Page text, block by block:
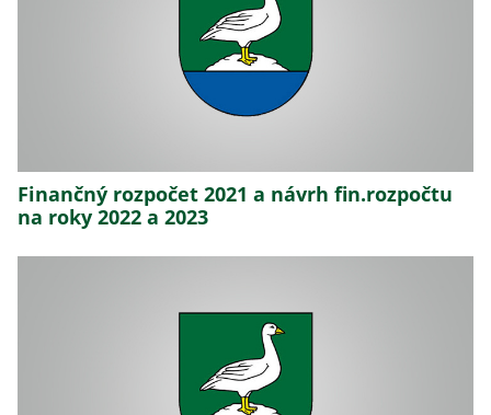
Finančný rozpočet 2021 a návrh fin.rozpočtu
na roky 2022 a 2023